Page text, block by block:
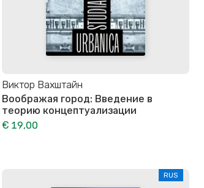
Виктор Вахштайн
Воображая город: Введение в
теорию концептуализации
€ 19,00
RUS